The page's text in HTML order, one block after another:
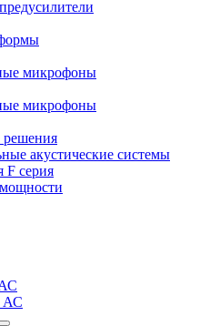
микрофоны
микрофоны
акустические системы
F серия
АС